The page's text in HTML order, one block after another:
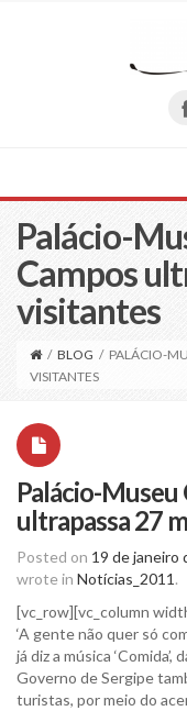
Palácio-
Campos
visitantes
/ BLOG / PALÁCIO-
VISITANTES
Palácio-
ultrapassa 27
Posted on 19 de janeiro
wrote in Notícias_2011 .
[vc_row][vc_column
‘A gente não quer só
já diz a música
Governo de Sergipe
turistas, por meio do